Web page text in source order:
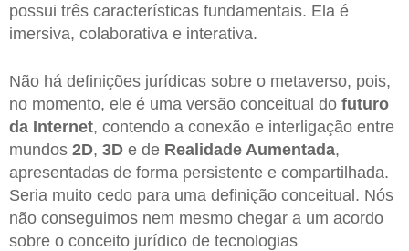
possui três características fundamentais. Ela é
imersiva, colaborativa e interativa.
Não há definições jurídicas sobre o metaverso, pois,
no momento, ele é uma versão conceitual do futuro
da Internet, contendo a conexão e interligação entre
mundos 2D, 3D e de Realidade Aumentada,
apresentadas de forma persistente e compartilhada.
Seria muito cedo para uma definição conceitual. Nós
não conseguimos nem mesmo chegar a um acordo
sobre o conceito jurídico de tecnologias